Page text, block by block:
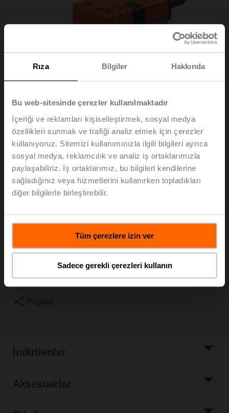
Rıza Bilgiler Hakkında
Bu web-sitesinde çerezler kullanılmaktadır
İçeriği ve reklamları kişiselleştirmek, sosyal medya
özellikleri sunmak ve trafiği analiz etmek için çerezler
kullanıyoruz. Sitemizi kullanımınızla ilgili bilgileri ayrıca
sosyal medya, reklamcılık ve analiz iş ortaklarımızla
paylaşabiliriz. İş ortaklarımız, bu bilgileri kendilerine
sağladığınız veya hizmetlerini kullanırken topladıkları
diğer bilgilerle birleştirebilir.
Tüm çerezlere izin ver
Sadece gerekli çerezleri kullanın
SRC24A-MP
Rotary motor, 20 Nm, AC/DC 24 V, MP-Bus, 2...10 V,
Sepete ekle
Proje listesine
ekle
İndirilenler
Aksesuarlar